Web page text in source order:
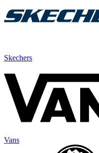
Skechers
Vans